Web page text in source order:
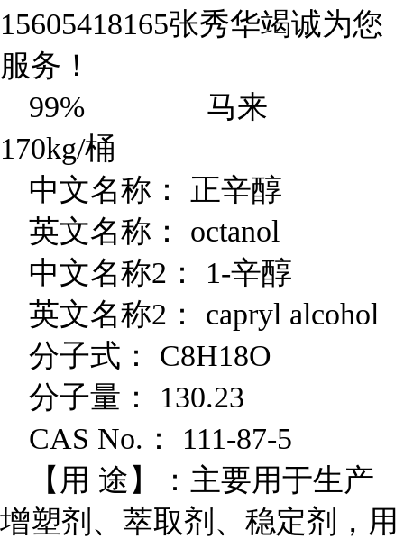
15605418165张秀华竭诚为您
服务！
99% 马来
170kg/桶
中文名称： 正辛醇
英文名称： octanol
中文名称2： 1-辛醇
英文名称2： capryl alcohol
分子式： C8H18O
分子量： 130.23
CAS No. ： 111-87-5
【用 途】：主要用于生产
增塑剂、萃取剂、稳定剂，用